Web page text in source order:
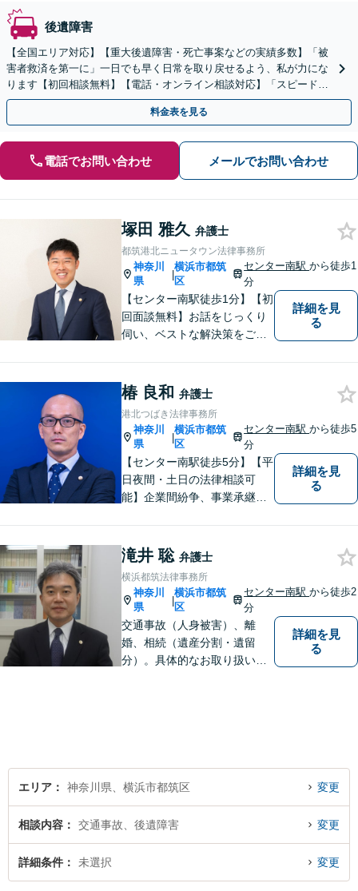
後遺障害
【全国エリア対応】【重大後遺障害・死亡事案などの実績多数】「被
害者救済を第一に」一日でも早く日常を取り戻せるよう、私が力にな
ります【初回相談無料】【電話・オンライン相談対応】「スピード対
応・納得できる解決を」「刑事裁判のニーズにも対応」
料金表を見る
電話でお問い合わせ メールでお問い合わせ
塚田 雅久 弁護士
都筑港北ニュータウン法律事務所
神奈川
県
|
横浜市都筑
区
センター南駅から徒歩1
分
【センター南駅徒歩1分】【初
回面談無料】お話をじっくり
伺い、ベストな解決策をご一
難解な用語は極力用いずに平
易かつ具体的な説明を心がけ
ていますので、まずは一度お
気軽にご相談頂ければと思い
ます。
詳細を見
る
椿 良和 弁護士
港北つばき法律事務所
神奈川
県
|
横浜市都筑
区
センター南駅から徒歩5
分
【センター南駅徒歩5分】【平
日夜間・土日の法律相談可
能】企業間紛争、事業承継・
中傷・プライバシー・著作権
被害、いじめ、離婚・相続、
不動産に関わる紛争その他の
個人法務まで幅広い分野の対
応が可能です。
詳細を見
る
滝井 聡 弁護士
横浜都筑法律事務所
神奈川
県
|
横浜市都筑
区
センター南駅から徒歩2
分
交通事故（人身被害）、離
婚、相続（遺産分割・遺留
分）。具体的なお取り扱い内
詳細を見
る
エリア 神奈川県、横浜市都筑区 変更
相談内容 交通事故、後遺障害 変更
詳細条件 未選択 変更